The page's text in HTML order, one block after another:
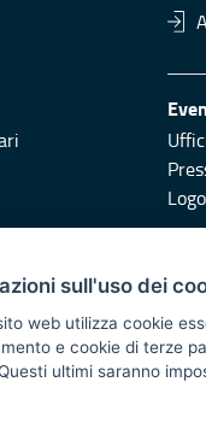
Puglia 2014/2020 -
sull'uso dei
web utilizza cookie
e cookie di terze
ultimi saranno